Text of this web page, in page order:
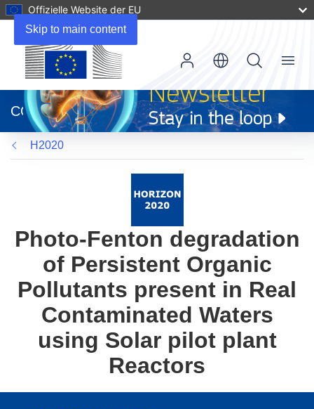
Skip to main content
Offizielle Website der EU
neuem
Fenster)
CORDIS
Menu
H2020
Photo-Fenton degradation
of Persistent Organic
Pollutants present in Real
Contaminated Waters
using Solar pilot plant
Reactors